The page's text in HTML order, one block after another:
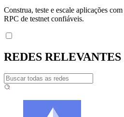
Construa, teste e escale aplicações
RPC de testnet confiáveis.
REDES RELEVANTES